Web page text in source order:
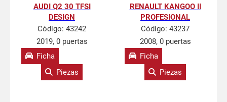
AUDI Q2 30 TFSI
DESIGN
Código: 43242
2019, 0 puertas
Ficha
Piezas
RENAULT KANGOO II
PROFESIONAL
Código: 43237
2008, 0 puertas
Ficha
Piezas